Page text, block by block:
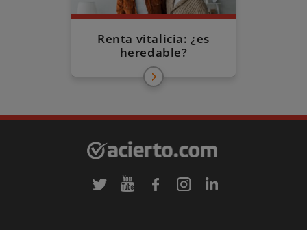
Renta vitalicia: ¿es
heredable?